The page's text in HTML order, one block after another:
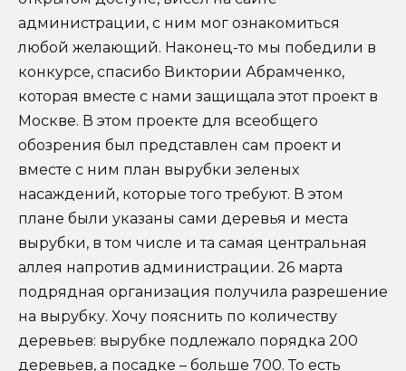
администрации, с ним мог ознакомиться
любой желающий. Наконец-то мы победили в
конкурсе, спасибо Виктории Абрамченко,
которая вместе с нами защищала этот проект в
Москве. В этом проекте для всеобщего
обозрения был представлен сам проект и
вместе с ним план вырубки зеленых
насаждений, которые того требуют. В этом
плане были указаны сами деревья и места
вырубки, в том числе и та самая центральная
аллея напротив администрации. 26 марта
подрядная организация получила разрешение
на вырубку. Хочу пояснить по количеству
деревьев: вырубке подлежало порядка 200
деревьев, а посадке – больше 700. То есть